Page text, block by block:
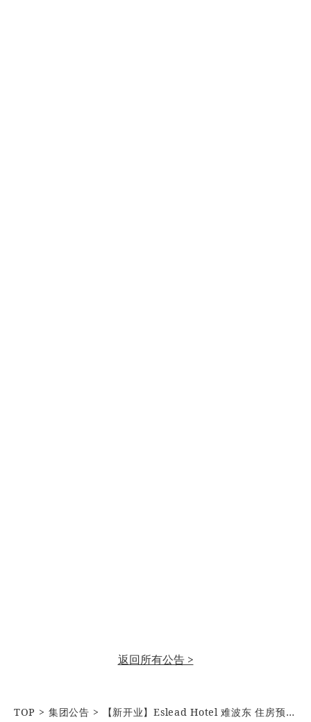
返回所有公告 >
TOP 集团公告 【新开业】Eslead Hotel 难波东 住房预订正式开启